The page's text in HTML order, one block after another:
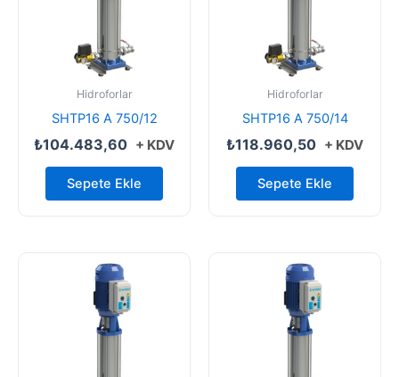
Hidroforlar
SHTP16 A 750/12
₺104.483,60 + KDV
Sepete Ekle
Hidroforlar
SHTP16 A 750/14
₺118.960,50 + KDV
Sepete Ekle